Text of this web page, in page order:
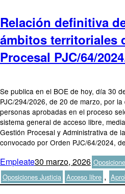
Relación definitiva
ámbitos territoriales
Procesal PJC/64/
Se publica en el BOE de hoy, día 30
PJC/294/2026, de 20 de marzo, por
personas aprobadas en el proceso
sistema general de acceso libre,
Gestión Procesal y Administrativa de
convocado por Orden PJC/64/2024,
Autor
EmpleatePublicado
el
30 marzo, 2026
Oposiciones Justicia Etiquetas
Acceso libre ,